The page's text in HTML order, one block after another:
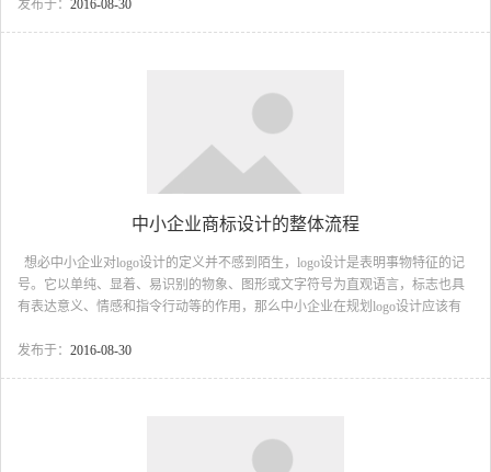
至把他们当成创造企业品牌和完善企业品牌的必然途径，使得我们把品牌逐步
是以吧企业当成利益进行塑造并且贩卖的，...
发布于： 2016-08-30
中小企业商标设计的整体流程
想必中小企业对logo设计的定义并不感到陌生，logo设计是表明事物特征的记
号。它以单纯、显着、易识别的物象、图形或文字符号为直观语言，标志也具
有表达意义、情感和指令行动等的作用，那么中小企业在规划logo设计应该有
色彩取向，列出标志所要体现的精神和特点，挖掘相关的图形元素，找出标志
发布于： 2016-08-30